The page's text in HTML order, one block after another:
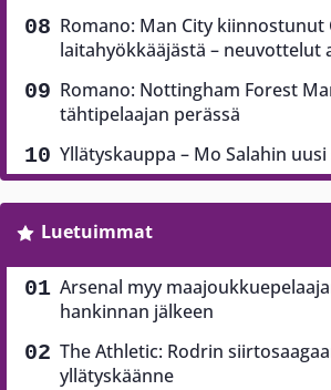
Romano: Man City kiinnostunut
laitahyökkääjästä – neuvottelut
Romano: Nottingham Forest
tähtipelaajan perässä
Yllätyskauppa – Mo Salahin
Luetuimmat
Arsenal myy
hankinnan jälkeen
The Athletic: Rodrin
yllätyskäänne